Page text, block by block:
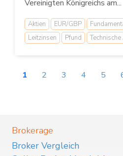
Vereinigten Königreichs am...
Aktien EUR/GBP
Leitzinsen
Pfund
1 2 3 4 5
Brokerage
Broker Vergleich